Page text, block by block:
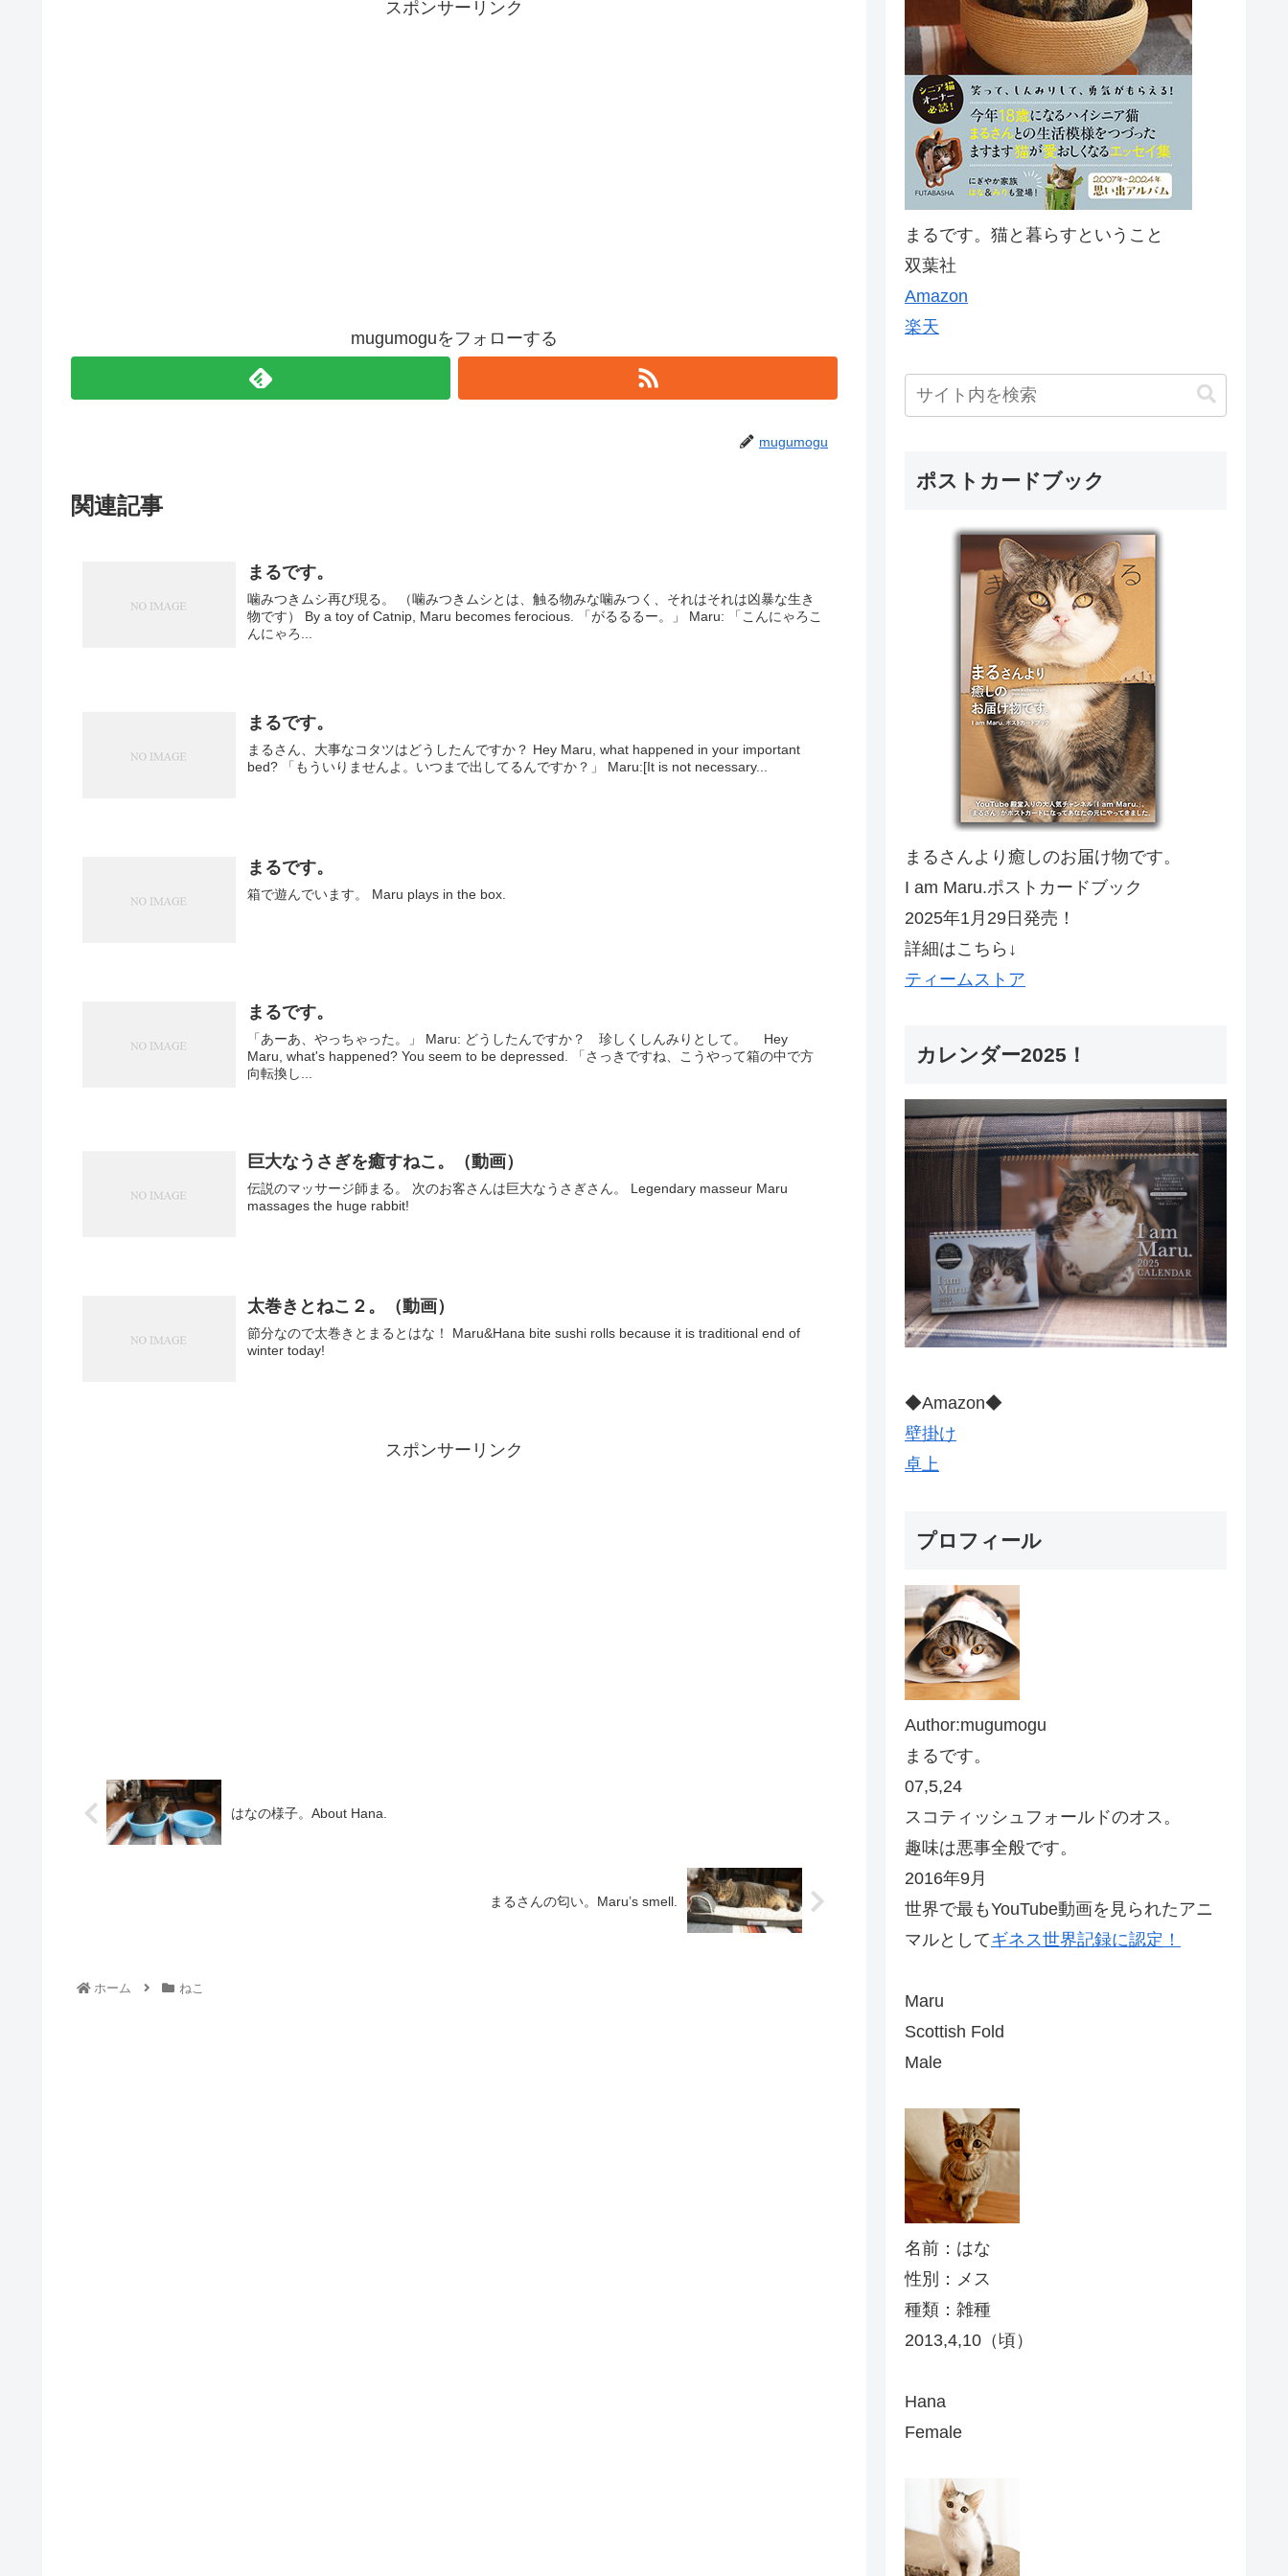
スポンサーリンク
mugumoguをフォローする
mugumogu
関連記事
まるです。
噛みつきムシ再び現る。 （噛みつきムシとは、触る物みな噛みつく、それはそれは凶暴な生き
物です） By a toy of Catnip, Maru becomes ferocious. 「がるるるー。」 Maru: 「こんにゃろこ
んにゃろ...
まるです。
まるさん、大事なコタツはどうしたんですか？ Hey Maru, what happened in your important
bed? 「もういりませんよ。いつまで出してるんですか？」 Maru:[It is not necessary...
まるです。
箱で遊んでいます。 Maru plays in the box.
まるです。
「あーあ、やっちゃった。」 Maru: どうしたんですか？ 珍しくしんみりとして。 Hey
Maru, what's happened? You seem to be depressed. 「さっきですね、こうやって箱の中で方
向転換し...
巨大なうさぎを癒すねこ。（動画）
伝説のマッサージ師まる。 次のお客さんは巨大なうさぎさん。 Legendary masseur Maru
massages the huge rabbit!
太巻きとねこ２。（動画）
節分なので太巻きとまるとはな！ Maru&Hana bite sushi rolls because it is traditional end of
winter today!
スポンサーリンク
はなの様子。About Hana.
まるさんの匂い。Maru’s smell.
ホーム ねこ
まるです。猫と暮らすということ
双葉社
Amazon
楽天
ポストカードブック
まるさんより癒しのお届け物です。
I am Maru.ポストカードブック
2025年1月29日発売！
詳細はこちら↓
ティームストア
カレンダー2025！
◆Amazon◆
壁掛け
卓上
プロフィール
Author:mugumogu
まるです。
07,5,24
スコティッシュフォールドのオス。
趣味は悪事全般です。
2016年9月
世界で最もYouTube動画を見られたアニ
マルとしてギネス世界記録に認定！
Maru
Scottish Fold
Male
名前：はな
性別：メス
種類：雑種
2013,4,10（頃）
Hana
Female